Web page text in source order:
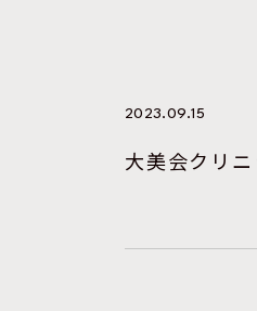
2023.09.15
大美会クリ